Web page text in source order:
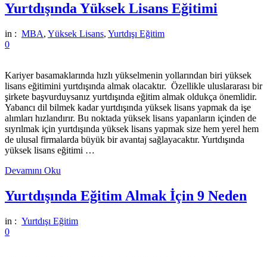
Yurtdışında Yüksek Lisans Eğitimi
in : MBA, Yüksek Lisans, Yurtdışı Eğitim
0
Kariyer basamaklarında hızlı yükselmenin yollarından biri yüksek
lisans eğitimini yurtdışında almak olacaktır. Özellikle uluslararası bir
şirkete başvurduysanız yurtdışında eğitim almak oldukça önemlidir.
Yabancı dil bilmek kadar yurtdışında yüksek lisans yapmak da işe
alımları hızlandırır. Bu noktada yüksek lisans yapanların içinden de
sıyrılmak için yurtdışında yüksek lisans yapmak size hem yerel hem
de ulusal firmalarda büyük bir avantaj sağlayacaktır. Yurtdışında
yüksek lisans eğitimi …
Devamını Oku
Yurtdışında Eğitim Almak İçin 9 Neden
in : Yurtdışı Eğitim
0